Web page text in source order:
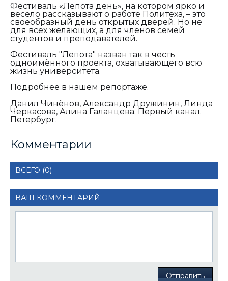
Фестиваль «Лепота день», на котором ярко и
весело рассказывают о работе Политеха, – это
своеобразный день открытых дверей. Но не
для всех желающих, а для членов семей
студентов и преподавателей.
Фестиваль "Лепота" назван так в честь
одноимённого проекта, охватывающего всю
жизнь университета.
Подробнее в нашем репортаже.
Данил Чинёнов, Александр Дружинин, Линда
Черкасова, Алина Галанцева. Первый канал.
Петербург.
Комментарии
ВСЕГО (0)
ВАШ КОММЕНТАРИЙ
Отправить